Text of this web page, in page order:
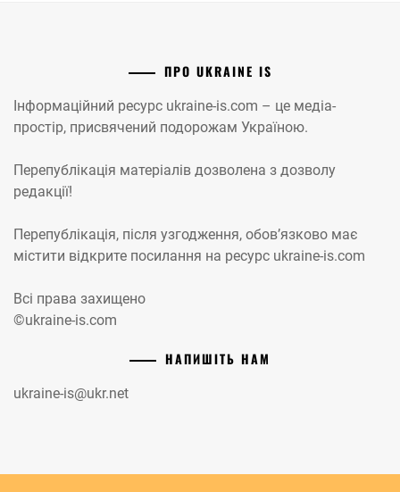
ПРО UKRAINE IS
Інформаційний ресурс ukraine-is.com – це медіа-
простір, присвячений подорожам Україною.
Перепублікація матеріалів дозволена з дозволу
редакції!
Перепублікація, після узгодження, обов’язково має
містити відкрите посилання на ресурс ukraine-is.com
Всі права захищено
©ukraine-is.com
НАПИШІТЬ НАМ
ukraine-is@ukr.net